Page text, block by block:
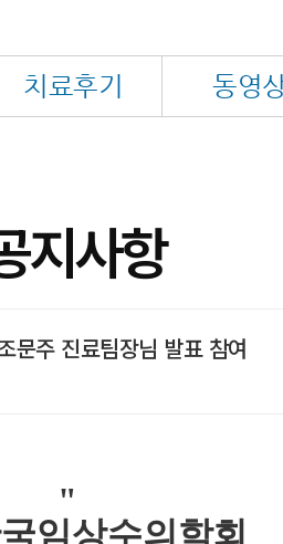
치료후기 동영
지사항
문주 진료팀장님 발표 참여
"
임상수의학회